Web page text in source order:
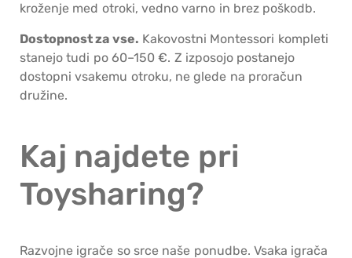
kroženje med otroki, vedno varno in brez poškodb.
Dostopnost za vse. Kakovostni Montessori kompleti
stanejo tudi po 60–150 €. Z izposojo postanejo
dostopni vsakemu otroku, ne glede na proračun
družine.
Kaj najdete pri
Toysharing?
Razvojne igrače so srce naše ponudbe. Vsaka igrača